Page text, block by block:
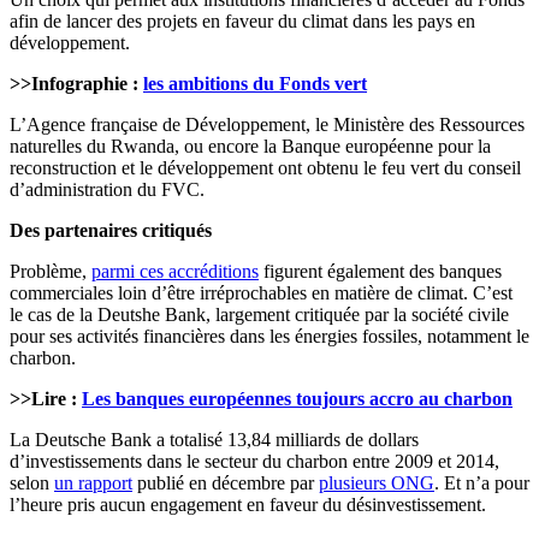
afin de lancer des projets en faveur du climat dans les pays en
développement.
>>Infographie : les ambitions du Fonds vert
L’Agence française de Développement, le Ministère des Ressources
naturelles du Rwanda, ou encore la Banque européenne pour la
reconstruction et le développement ont obtenu le feu vert du conseil
d’administration du FVC.
Des partenaires critiqués
Problème, parmi ces accréditions figurent également des banques
commerciales loin d’être irréprochables en matière de climat. C’est
le cas de la Deutshe Bank, largement critiquée par la société civile
pour ses activités financières dans les énergies fossiles, notamment le
charbon.
>>Lire : Les banques européennes toujours accro au charbon
La Deutsche Bank a totalisé 13,84 milliards de dollars
d’investissements dans le secteur du charbon entre 2009 et 2014,
selon un rapport publié en décembre parplusieurs ONG. Et n’a pour
l’heure pris aucun engagement en faveur du désinvestissement.